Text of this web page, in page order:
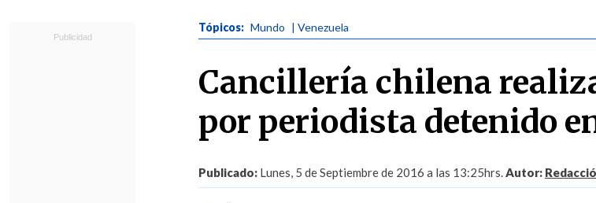
Tópicos: Mundo | Venezuela
Cancillería chilena
por periodista detenido
Publicado: Lunes, 5 de Septiembre de 2016 a las 13:25hrs.Autor: